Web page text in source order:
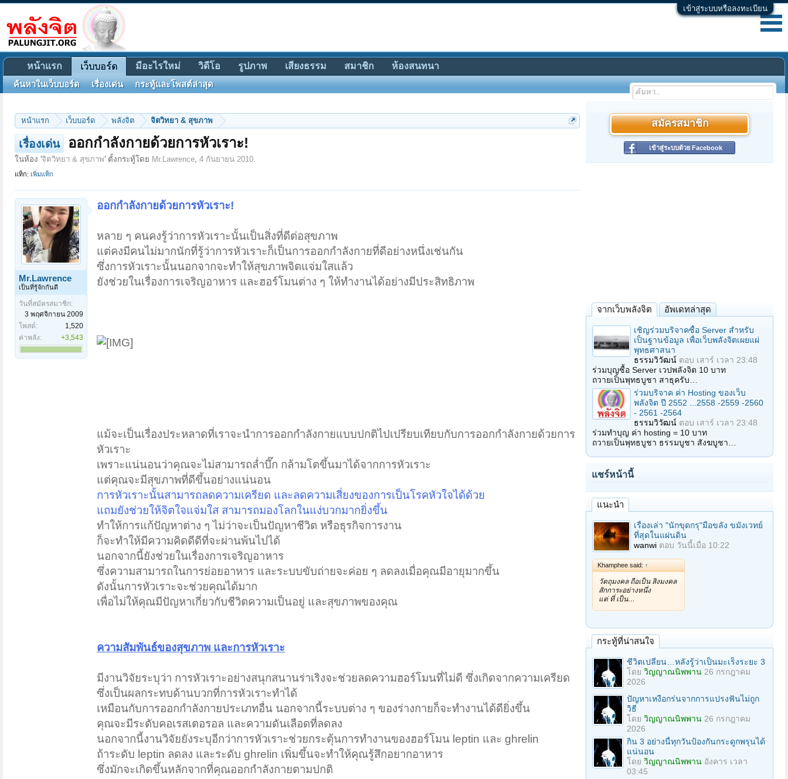
เข้าสู่ระบบหรือลงทะเบียน
หน้าแรก เว็บบอร์ด พลังจิต จิตวิทยา & สุขภาพ
เรื่องเด่น ออกกำลังกายด้วยการหัวเราะ!
ในห้อง 'จิตวิทยา & สุขภาพ' ตั้งกระทู้โดย Mr.Lawrence, 4 กันยายน 2010.
แท็ก: เพิ่มแท็ก
Mr.Lawrence
เป็นที่รู้จักกันดี
วันที่สมัครสมาชิก:
3 พฤศจิกายน 2009
โพสต์:
1,520
ค่าพลัง:
+3,543
ออกกำลังกายด้วยการหัวเราะ!
หลาย ๆ คนคงรู้ว่าการหัวเราะนั้นเป็นสิ่งที่ดีต่อสุขภาพ
แต่คงมีคนไม่มากนักที่รู้ว่าการหัวเราะก็เป็นการออกกำลังกายที่ดีอย่างหนึ่งเช่นกัน
ซึ่งการหัวเราะนั้นนอกจากจะทำให้สุขภาพจิตแจ่มใสแล้ว
ยังช่วยในเรื่องการเจริญอาหาร และฮอร์โมนต่าง ๆ ให้ทำงานได้อย่างมีประสิทธิภาพ
แม้จะเป็นเรื่องประหลาดที่เราจะนำการออกกำลังกายแบบปกติไปเปรียบเทียบกับการออกกำลังกายด้วยการ
หัวเราะ
เพราะแน่นอนว่าคุณจะไม่สามารถล่ำบึ๊ก กล้ามโตขึ้นมาได้จากการหัวเราะ
แต่คุณจะมีสุขภาพที่ดีขึ้นอย่างแน่นอน
การหัวเราะนั้นสามารถลดความเครียด และลดความเสี่ยงของการเป็นโรคหัวใจได้ด้วย
แถมยังช่วยให้จิตใจแจ่มใส สามารถมองโลกในแง่บวกมากยิ่งขึ้น
ทำให้การแก้ปัญหาต่าง ๆ ไม่ว่าจะเป็นปัญหาชีวิต หรือธุรกิจการงาน
ก็จะทำให้มีความคิดดีดีที่จะผ่านพ้นไปได้
นอกจากนี้ยังช่วยในเรื่องการเจริญอาหาร
ซึ่งความสามารถในการย่อยอาหาร และระบบขับถ่ายจะค่อย ๆ ลดลงเมื่อคุณมีอายุมากขึ้น
ดังนั้นการหัวเราะจะช่วยคุณได้มาก
เพื่อไม่ให้คุณมีปัญหาเกี่ยวกับชีวิตความเป็นอยู่ และสุขภาพของคุณ
ความสัมพันธ์ของสุขภาพ และการหัวเราะ
มีงานวิจัยระบุว่า การหัวเราะอย่างสนุกสนานร่าเริงจะช่วยลดความฮอร์โมนที่ไม่ดี ซึ่งเกิดจากความเครียด
ซึ่งเป็นผลกระทบด้านบวกที่การหัวเราะทำได้
เหมือนกับการออกกำลังกายประเภทอื่น นอกจากนี้ระบบต่าง ๆ ของร่างกายก็จะทำงานได้ดียิ่งขึ้น
คุณจะมีระดับคอเรสเตอรอล และความดันเลือดที่ลดลง
นอกจากนี้งานวิจัยยังระบุอีกว่าการหัวเราะช่วยกระตุ้นการทำงานของฮอร์โมน leptin และ ghrelin
ถ้าระดับ leptin ลดลง และระดับ ghrelin เพิ่มขึ้นจะทำให้คุณรู้สึกอยากอาหาร
ซึ่งมักจะเกิดขึ้นหลักจากที่คุณออกกำลังกายตามปกติ
สมัครสมาชิก
เข้าสู่ระบบด้วย Facebook
จากเว็บพลังจิต อัพเดทล่าสุด
เชิญร่วมบริจาคซื้อ Server สำหรับ
เป็นฐานข้อมูล เพื่อเว็บพลังจิตเผยแผ่
พุทธศาสนา
ธรรมวิวัฒน์ ตอบ เสาร์ เวลา 23:48
ร่วมบุญซื้อ Server เวปพลังจิต 10 บาท
ถวายเป็นพุทธบูชา สาธุครับ…
ร่วมบริจาค ค่า Hosting ของเว็บ
พลังจิต ปี 2552 ...2558 -2559 -2560
- 2561 -2564
ธรรมวิวัฒน์ ตอบ เสาร์ เวลา 23:48
ร่วมทำบุญ ค่า hosting = 10 บาท
ถวายเป็นพุทธบูชา ธรรมบูชา สังฆบูชา…
แชร์หน้านี้
แนะนำ
เรื่องเล่า "นักขุดกรุ"มือขลัง ขมังเวทย์
ที่สุดในแผ่นดิน
wanwi ตอบ วันนี้เมื่อ 10:22
Khamphee said: ↑
วัตถุมงคล ถือเป็น สิ่งมงคล
สักการะอย่างหนึ่ง
แต่ ที่ เป็น…
กระทู้ที่น่าสนใจ
ชีวิตเปลี่ยน…หลังรู้ว่าเป็นมะเร็งระยะ 3
โดย วิญญาณนิพพาน 26 กรกฎาคม
2026
ปัญหาเหงือกร่นจากการแปรงฟันไม่ถูก
วิธี
โดย วิญญาณนิพพาน 26 กรกฎาคม
2026
กิน 3 อย่างนี้ทุกวันป้องกันกระดูกพรุนได้
แน่นอน
โดย วิญญาณนิพพาน อังคาร เวลา
03:45
หน้าแรก เว็บบอร์ด
ค้นหาในเว็บบอร์ด เรื่องเด่น กระทู้และโพสต์ล่าสุด
มีอะไรใหม่ วิดีโอ รูปภาพ เสียงธรรม สมาชิก ห้องสนทนา